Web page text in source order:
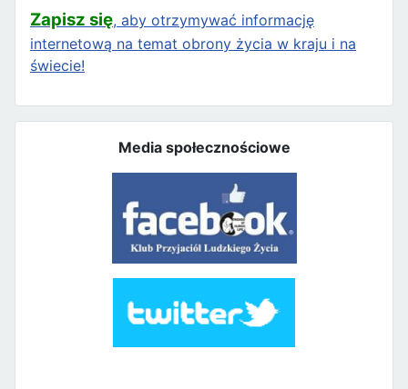
Zapisz się, aby otrzymywać informację
internetową na temat obrony życia w kraju i na
świecie!
Media społecznościowe